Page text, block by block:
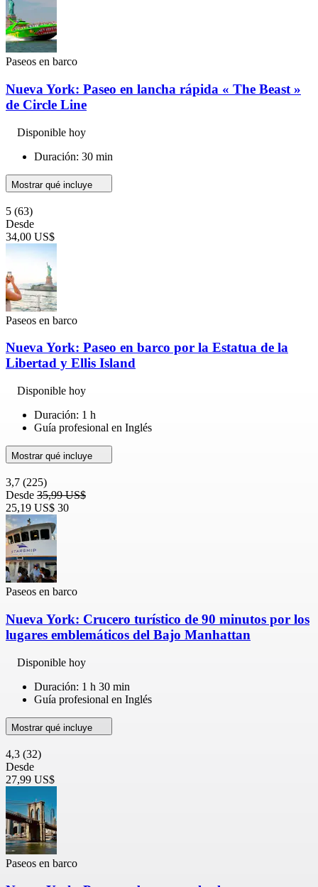
Paseos en barco
Nueva York: Paseo en lancha rápida « The Beast »
de Circle Line
Disponible hoy
Duración: 30 min
Mostrar qué incluye
5 (63)
Desde
34,00 US$
Paseos en barco
Nueva York: Paseo en barco por la Estatua de la
Libertad y Ellis Island
Disponible hoy
Duración: 1 h
Guía profesional en Inglés
Mostrar qué incluye
3,7 (225)
Desde 35,99 US$
25,19 US$ 30
Paseos en barco
Nueva York: Crucero turístico de 90 minutos por los
lugares emblemáticos del Bajo Manhattan
Disponible hoy
Duración: 1 h 30 min
Guía profesional en Inglés
Mostrar qué incluye
4,3 (32)
Desde
27,99 US$
Paseos en barco